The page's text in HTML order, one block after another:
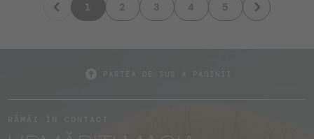
1 2 3 4 5